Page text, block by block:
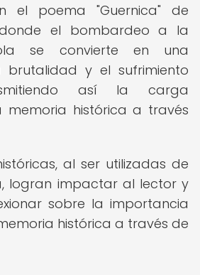
el poema "Guernica" de
el bombardeo a la
se convierte en una
y el sufrimiento
así la carga
memoria histórica a través
al ser utilizadas de
logran impactar al lector y
sobre la importancia
histórica a través de